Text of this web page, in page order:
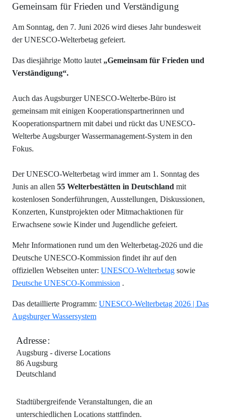
Gemeinsam für Frieden und Verständigung
Am Sonntag, den 7. Juni 2026 wird dieses Jahr bundesweit
der UNESCO-Welterbetag gefeiert.
Das diesjährige Motto lautet „Gemeinsam für Frieden und
Verständigung“.
Auch das Augsburger UNESCO-Welterbe-Büro ist
gemeinsam mit einigen Kooperationspartnerinnen und
Kooperationspartnern mit dabei und rückt das UNESCO-
Welterbe Augsburger Wassermanagement-System in den
Fokus.
Der UNESCO-Welterbetag wird immer am 1. Sonntag des
Junis an allen 55 Welterbestätten in Deutschland mit
kostenlosen Sonderführungen, Ausstellungen, Diskussionen,
Konzerten, Kunstprojekten oder Mitmachaktionen für
Erwachsene sowie Kinder und Jugendliche gefeiert.
Mehr Informationen rund um den Welterbetag-2026 und die
Deutsche UNESCO-Kommission findet ihr auf den
offiziellen Webseiten unter: UNESCO-Welterbetag sowie
Deutsche UNESCO-Kommission .
Das detaillierte Programm: UNESCO-Welterbetag 2026 | Das
Augsburger Wassersystem
Adresse
Augsburg - diverse Locations
86 Augsburg
Deutschland
Stadtübergreifende Veranstaltungen, die an
unterschiedlichen Locations stattfinden.